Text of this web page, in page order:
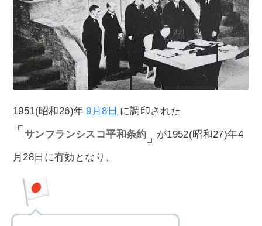
1951(昭和26)年 9月8日 に調印された
サンフランシスコ平和条約 が1952(昭和27)年4
月28日に有効となり、